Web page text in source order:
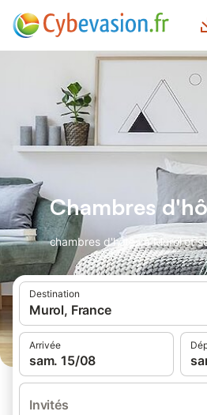
Chambres
chambres d'hôtes à Murol et
Destination
Murol, France
Arrivée
sam. 15/08
Invités